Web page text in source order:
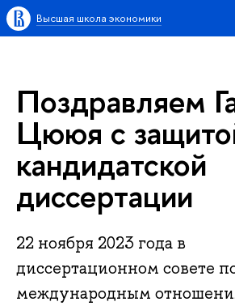
Высшая школа экономики
Поздравляем
Цююя с
кандидатской
диссертации
22 ноября 2023 года в
диссертационном совете
международным